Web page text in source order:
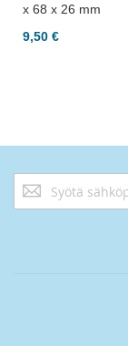
x 68 x 26 mm
9,50 €
Tilaa
uutiskirjeemme: